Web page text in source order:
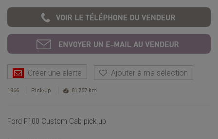
Créer une alerte Ajouter à ma sélection
1966 Pick-up 81 757 km
Ford F100 Custom Cab pick up